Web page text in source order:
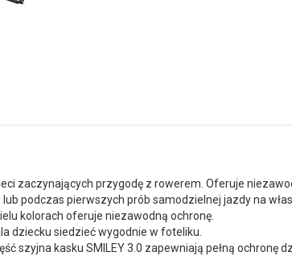
zaczynających przygodę z rowerem. Oferuje
podczas pierwszych prób samodzielnej jazdy na
kolorach oferuje niezawodną ochronę.
dziecku siedzieć wygodnie w foteliku.
szyjna kasku SMILEY 3.0 zapewniają pełną ochronę